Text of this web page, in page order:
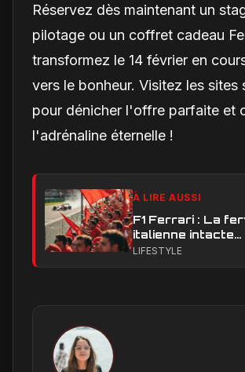
Réservez dès maintenant un
pilotage ou un coffret cadeau
transformez le 14 février en
vers le bonheur. Visitez les sites
pour dénicher l'offre parfaite et
l'adrénaline éternelle !
À LIRE AUSSI
F1 Ferrari : La
italienne intacte
malgré les
LIFESTYLE